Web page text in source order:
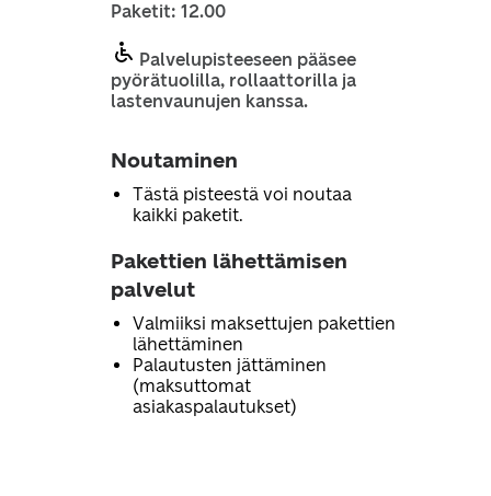
Paketit: 12.00
Palvelupisteeseen pääsee
pyörätuolilla, rollaattorilla ja
lastenvaunujen kanssa.
Noutaminen
Tästä pisteestä voi noutaa
kaikki paketit.
Pakettien lähettämisen
palvelut
Valmiiksi maksettujen pakettien
lähettäminen
Palautusten jättäminen
(maksuttomat
asiakaspalautukset)